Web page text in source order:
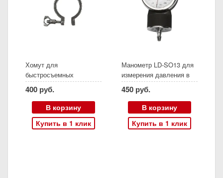
Хомут для
быстросъемных
соединений КЛАМП 1,5"
400 руб.
В корзину
Купить в 1 клик
Манометр LD-SO13 для
измерения давления в
кубе
450 руб.
В корзину
Купить в 1 клик